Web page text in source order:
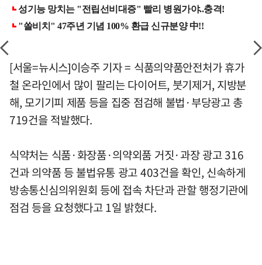
[서울=뉴시스]이승주 기자 = 식품의약품안전처가 휴가
철 온라인에서 많이 팔리는 다이어트, 붓기제거, 지방분
해, 모기기피 제품 등을 집중 점검해 불법·부당광고 총
719건을 적발했다.
식약처는 식품·화장품·의약외품 거짓·과장 광고 316
건과 의약품 등 불법유통 광고 403건을 확인, 신속하게
방송통신심의위원회 등에 접속 차단과 관할 행정기관에
점검 등을 요청했다고 1일 밝혔다.